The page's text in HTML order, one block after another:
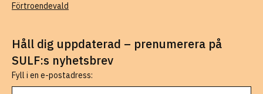
Förtroendevald
Håll dig uppdaterad – prenumerera på
SULF:s nyhetsbrev
Fyll i en e-postadress: